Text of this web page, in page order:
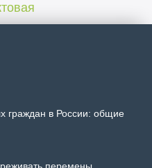
граждан в России: общие